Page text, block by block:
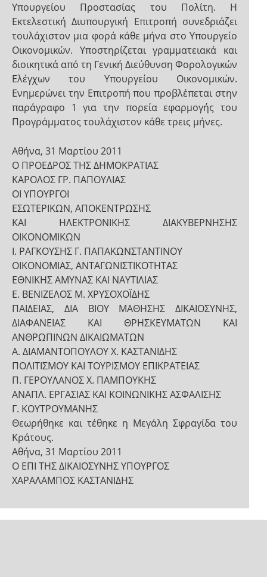
Υπουργείου Προστασίας του Πολίτη. Η
Εκτελεστική Διυπουργική Επιτροπή συνεδριάζει
τουλάχιστον μια φορά κάθε μήνα στο Υπουργείο
Οικονομικών. Υποστηρίζεται γραμματειακά και
διοικητικά από τη Γενική Διεύθυνση Φορολογικών
Ελέγχων του Υπουργείου Οικονομικών.
Ενημερώνει την Επιτροπή που προβλέπεται στην
παράγραφο 1 για την πορεία εφαρμογής του
Προγράμματος τουλάχιστον κάθε τρεις μήνες.
Αθήνα, 31 Μαρτίου 2011
Ο ΠΡΟΕΔΡΟΣ ΤΗΣ ΔΗΜΟΚΡΑΤΙΑΣ
ΚΑΡΟΛΟΣ ΓΡ. ΠΑΠΟΥΛΙΑΣ
ΟΙ ΥΠΟΥΡΓΟΙ
ΕΣΩΤΕΡΙΚΩΝ, ΑΠΟΚΕΝΤΡΩΣΗΣ
ΚΑΙ ΗΛΕΚΤΡΟΝΙΚΗΣ ΔΙΑΚΥΒΕΡΝΗΣΗΣ
ΟΙΚΟΝΟΜΙΚΩΝ
Ι. ΡΑΓΚΟΥΣΗΣ Γ. ΠΑΠΑΚΩΝΣΤΑΝΤΙΝΟΥ
ΟΙΚΟΝΟΜΙΑΣ, ΑΝΤΑΓΩΝΙΣΤΙΚΟΤΗΤΑΣ
ΕΘΝΙΚΗΣ ΑΜΥΝΑΣ ΚΑΙ ΝΑΥΤΙΛΙΑΣ
Ε. ΒΕΝΙΖΕΛΟΣ Μ. ΧΡΥΣΟΧΟΪΔΗΣ
ΠΑΙΔΕΙΑΣ, ΔΙΑ ΒΙΟΥ ΜΑΘΗΣΗΣ ΔΙΚΑΙΟΣΥΝΗΣ,
ΔΙΑΦΑΝΕΙΑΣ ΚΑΙ ΘΡΗΣΚΕΥΜΑΤΩΝ ΚΑΙ
ΑΝΘΡΩΠΙΝΩΝ ΔΙΚΑΙΩΜΑΤΩΝ
Α. ΔΙΑΜΑΝΤΟΠΟΥΛΟΥ Χ. ΚΑΣΤΑΝΙΔΗΣ
ΠΟΛΙΤΙΣΜΟΥ ΚΑΙ ΤΟΥΡΙΣΜΟΥ ΕΠΙΚΡΑΤΕΙΑΣ
Π. ΓΕΡΟΥΛΑΝΟΣ Χ. ΠΑΜΠΟΥΚΗΣ
ΑΝΑΠΛ. ΕΡΓΑΣΙΑΣ ΚΑΙ ΚΟΙΝΩΝΙΚΗΣ ΑΣΦΑΛΙΣΗΣ
Γ. ΚΟΥΤΡΟΥΜΑΝΗΣ
Θεωρήθηκε και τέθηκε η Μεγάλη Σφραγίδα του
Κράτους.
Αθήνα, 31 Μαρτίου 2011
Ο ΕΠΙ ΤΗΣ ΔΙΚΑΙΟΣΥΝΗΣ ΥΠΟΥΡΓΟΣ
ΧAΡΑΛΑΜΠΟΣ ΚΑΣΤΑΝΙΔΗΣ